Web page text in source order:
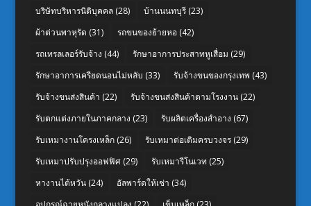
บริษัทบริหารนิติบุคคล(28) บ้านนนทบุรี(23)
ผ้าต่วนพาหุรัด (31) รถขนของย้ายหอ(42)
รถเทรลเลอร์รับจ้าง (44) รักษาอาการประสาทหูเสื่อม (29)
รักษาอาการเครียดนอนไม่หลับ (33) รับจ้างขนของกรุงเทพ (43)
รับจ้างขนส่งสินค้า (22) รับจ้างขนส่งสินค้าตามโรงงาน(22)
รับตกแต่งภายในภาคกลาง (23) รับผลิตเครื่องสำอาง (67)
รับเหมางานโครงเหล็ก(26) รับเหมาต่อเติมครบวงจร(29)
รับเหมาปรับปรุงออฟฟิศ(29) รับเหมารีโนเวท (25)
หางานไต้หวัน(24) อัลพาร์ดให้เช่า (34)